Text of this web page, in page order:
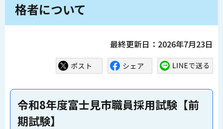
か
格者について
最終更新日：2026年7月23日
令和8年度富士見市職員採用試験【前
期試験】